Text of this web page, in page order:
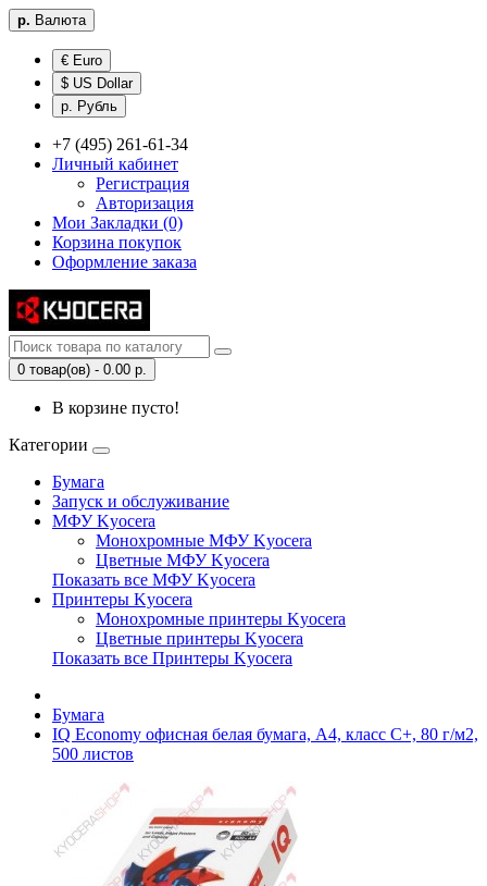
р. Валюта
€ Euro
$ US Dollar
р. Рубль
+7 (495) 261-61-34
Личный кабинет
Регистрация
Авторизация
Мои Закладки (0)
Корзина покупок
Оформление заказа
0 товар(ов) - 0.00 р.
В корзине пусто!
Категории
Бумага
Запуск и обслуживание
МФУ Kyocera
Монохромные МФУ Kyocera
Цветные МФУ Kyocera
Показать все МФУ Kyocera
Принтеры Kyocera
Монохромные принтеры Kyocera
Цветные принтеры Kyocera
Показать все Принтеры Kyocera
Бумага
IQ Economy офисная белая бумага, A4, класс C+, 80 г/м2,
500 листов